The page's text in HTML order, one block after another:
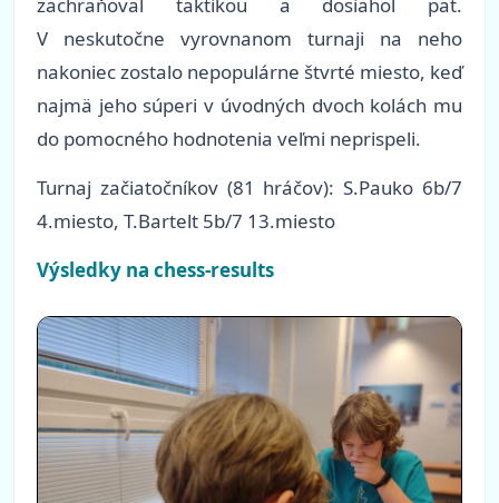
zachraňoval taktikou a dosiahol pat.
V neskutočne vyrovnanom turnaji na neho
nakoniec zostalo nepopulárne štvrté miesto, keď
najmä jeho súperi v úvodných dvoch kolách mu
do pomocného hodnotenia veľmi neprispeli.
Turnaj začiatočníkov (81 hráčov): S.Pauko 6b/7
4.miesto, T.Bartelt 5b/7 13.miesto
Výsledky na chess-results